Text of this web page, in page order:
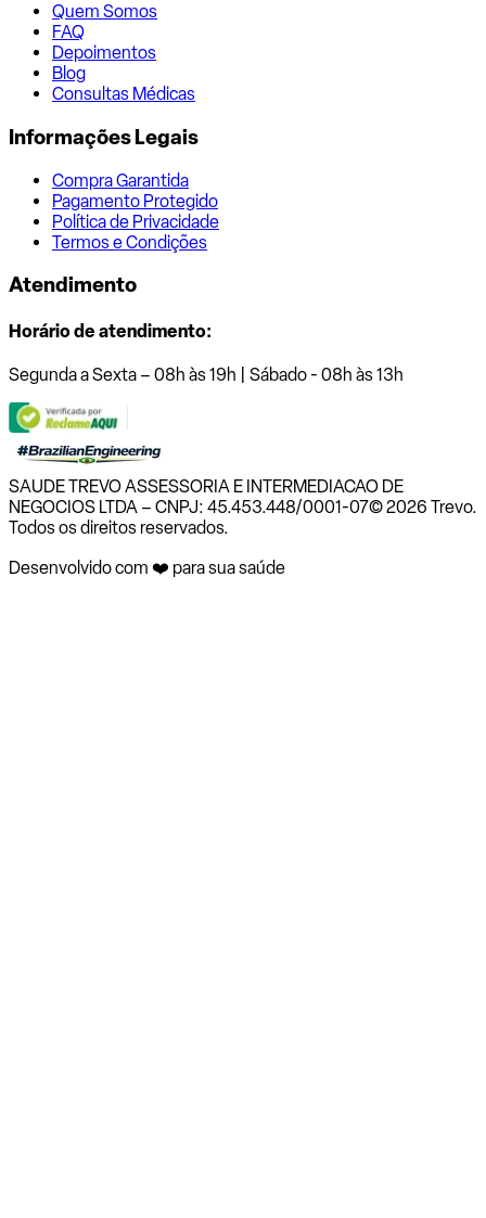
Quem Somos
FAQ
Depoimentos
Blog
Consultas Médicas
Informações Legais
Compra Garantida
Pagamento Protegido
Política de Privacidade
Termos e Condições
Atendimento
Horário de atendimento:
Segunda a Sexta – 08h às 19h | Sábado - 08h às 13h
SAUDE TREVO ASSESSORIA E INTERMEDIACAO DE
NEGOCIOS LTDA – CNPJ: 45.453.448/0001-07© 2026 Trevo.
Todos os direitos reservados.
Desenvolvido com ❤️ para sua saúde